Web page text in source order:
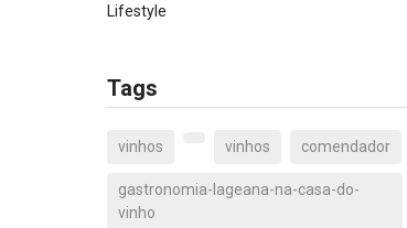
Lifestyle
Tags
vinhos vinhos comendador
gastronomia-lageana-na-casa-do-
vinho